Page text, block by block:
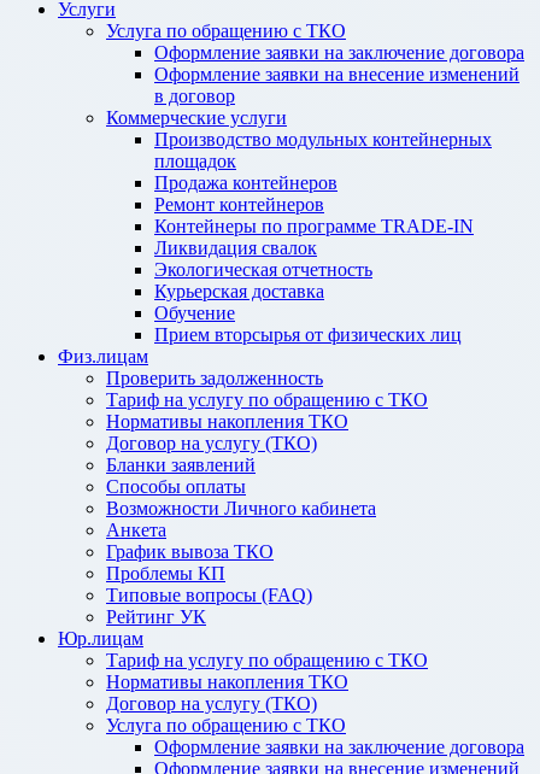
Услуги
Услуга по обращению с ТКО
Оформление заявки на заключение договора
Оформление заявки на внесение изменений
в договор
Коммерческие услуги
Производство модульных контейнерных
площадок
Продажа контейнеров
Ремонт контейнеров
Контейнеры по программе TRADE-IN
Ликвидация свалок
Экологическая отчетность
Курьерская доставка
Обучение
Прием вторсырья от физических лиц
Физ.лицам
Проверить задолженность
Тариф на услугу по обращению с ТКО
Нормативы накопления ТКО
Договор на услугу (ТКО)
Бланки заявлений
Способы оплаты
Возможности Личного кабинета
Анкета
График вывоза ТКО
Проблемы КП
Типовые вопросы (FAQ)
Рейтинг УК
Юр.лицам
Тариф на услугу по обращению с ТКО
Нормативы накопления ТКО
Договор на услугу (ТКО)
Услуга по обращению с ТКО
Оформление заявки на заключение договора
Оформление заявки на внесение изменений